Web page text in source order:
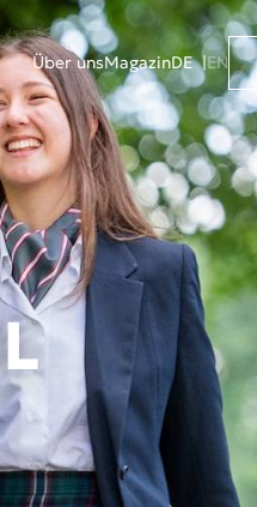
Über unsMagazinDE EN